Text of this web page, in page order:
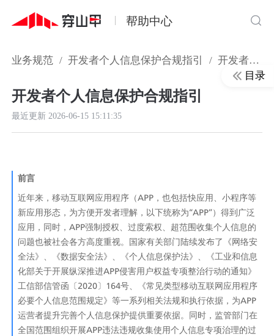
帮助中心
业务规范 / 开发者个人信息保护合规指引 / 开发者个人信息保护合规指引
开发者个人信息保护合规指引
最近更新 2026-06-15 15:11:35
前言
近年来，移动互联网应用程序（APP，也包括快应用、小程序等
新应用形态，为方便开发者理解，以下统称为“APP”）得到广泛
应用，同时，APP强制授权、过度索权、超范围收集个人信息的
问题也被社会各方高度重视。国家有关部门陆续发布了《网络安
全法》、《数据安全法》、《个人信息保护法》、《工业和信息
化部关于开展纵深推进APP侵害用户权益专项整治行动的通知》
工信部信管函〔2020〕164号、《常见类型移动互联网应用程序
必要个人信息范围规定》等一系列相关法规和执行依据，为APP
运营者提升完善个人信息保护提供重要依据。同时，监管部门在
全国范围组织开展APP违法违规收集使用个人信息专项治理的过
目录